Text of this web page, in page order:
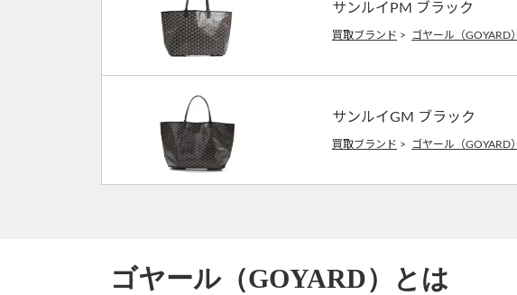
サンルイPM ブラック
買取ブランド > ゴヤール（GOYARD）
サンルイGM ブラック
買取ブランド > ゴヤール（GOYARD）
ゴヤール（GOYARD）とは